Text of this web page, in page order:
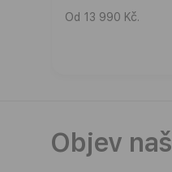
Od 13 990 Kč.
Objev